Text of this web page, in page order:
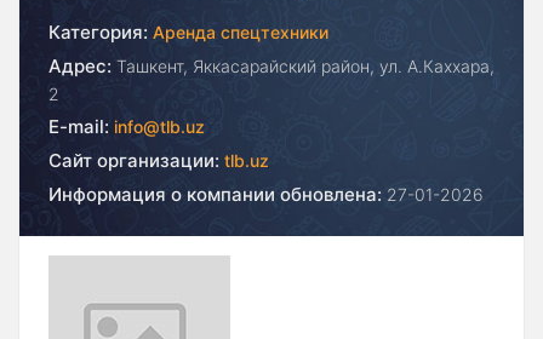
Категория: Аренда спецтехники
Адрес: Ташкент, Яккасарайский район, ул. А.Каххара,
2
E-mail: info@tlb.uz
Сайт организации: tlb.uz
Информация о компании обновлена: 27-01-2026